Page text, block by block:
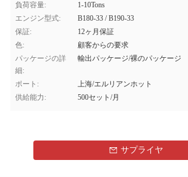
負荷容量:
1-10Tons
エンジン型式:
B180-33 / B190-33
保証:
12ヶ月保証
色:
顧客からの要求
パッケージの詳
細:
輸出パッケージ/裸のパッケージ
ポート:
上海/エルリアンホット
供給能力:
500セット/月
サプライヤ